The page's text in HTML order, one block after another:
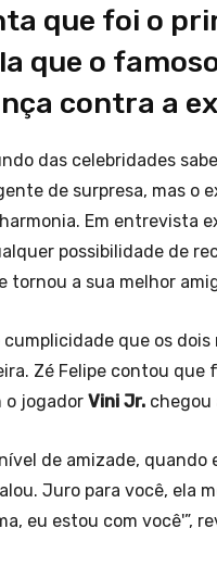
que foi o
que o
contra a
das celebridades
de surpresa, mas o
Em entrevista
possibilidade de
tornou a sua melhor
cumplicidade que os
Zé Felipe contou que
o jogador Vini Jr. chegou
de amizade,
Juro para você, ela
eu estou com você'”,